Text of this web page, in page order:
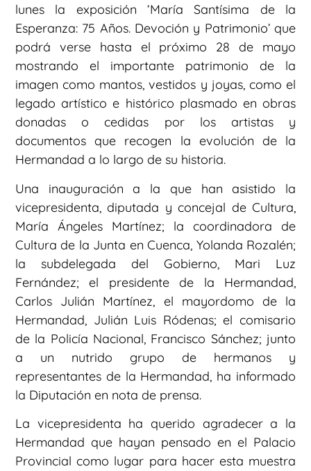
lunes la exposición ‘María Santísima de la
Esperanza: 75 Años. Devoción y Patrimonio’ que
podrá verse hasta el próximo 28 de mayo
mostrando el importante patrimonio de la
imagen como mantos, vestidos y joyas, como el
legado artístico e histórico plasmado en obras
donadas o cedidas por los artistas y
documentos que recogen la evolución de la
Hermandad a lo largo de su historia.
Una inauguración a la que han asistido la
vicepresidenta, diputada y concejal de Cultura,
María Ángeles Martínez; la coordinadora de
Cultura de la Junta en Cuenca, Yolanda Rozalén;
la subdelegada del Gobierno, Mari Luz
Fernández; el presidente de la Hermandad,
Carlos Julián Martínez, el mayordomo de la
Hermandad, Julián Luis Ródenas; el comisario
de la Policía Nacional, Francisco Sánchez; junto
a un nutrido grupo de hermanos y
representantes de la Hermandad, ha informado
la Diputación en nota de prensa.
La vicepresidenta ha querido agradecer a la
Hermandad que hayan pensado en el Palacio
Provincial como lugar para hacer esta muestra